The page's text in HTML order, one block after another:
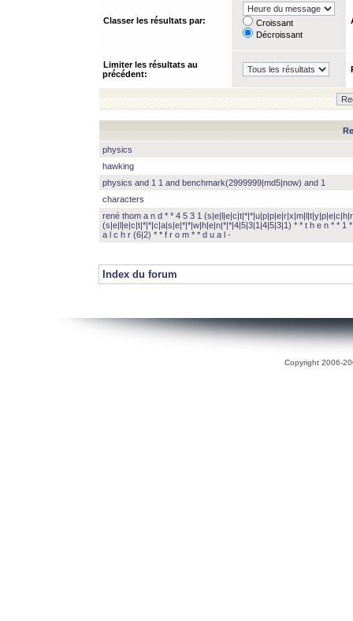
Classer les résultats par:
Croissant
Décroissant
Limiter les résultats au
précédent:
physics
hawking
physics and 1 1 and benchmark(2999999|md5|now) and 1
characters
rené thom a n d * * 4 5 3 1
(s|e|l|e|c|t|*|*|c|a|s|e|*|*|w|h|e|n|*|*|4|5|3|1|4|5|3|1) * * t h e n * * 1
a l c h r (6|2) * * f r o m * * d u a l -
Index du forum
Copyright 2006-